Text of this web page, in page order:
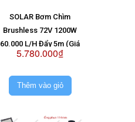
SOLAR Bơm Chìm
Brushless 72V 1200W
60.000 L/H Đẩy 5m (Giá
Không Pin)
5.780.000₫
Thêm vào giỏ